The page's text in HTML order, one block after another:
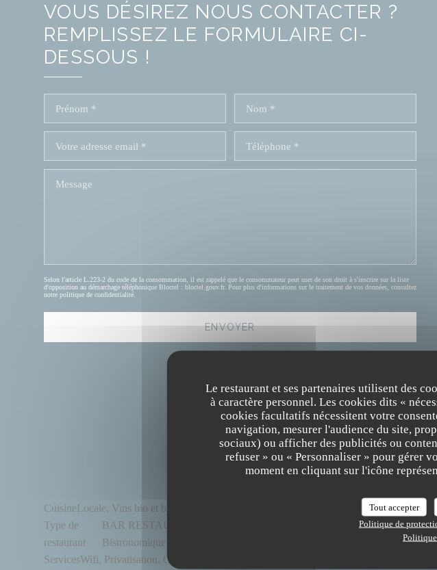
Le restaurant et ses partenaires utilisent des
à caractère personnel. Les cookies dits «
cookies facultatifs nécessitent votre
navigation, mesurer l'audience du site,
sociaux) ou afficher des publicités ou
refuser » ou « Personnaliser » pour gérer
moment en cliquant sur l'icône
Tout accepter
Politique de
VOUS DÉSIREZ NOUS CONTACTER ?
REMPLISSEZ LE FORMULAIRE CI-
DESSOUS !
Selon l'article L.223-2 du code de la consommation, il est rappelé que le consommateur peut user de son droit à s'inscrire sur la liste
d'opposition au démarchage téléphonique Bloctel : bloctel.gouv.fr. Pour plus d'informations sur le traitement de vos données, consultez
notre politique de confidentialité
CuisineLocale, Vins bio et bières artisanales, Bio, Fait maison, Produits frais
Type de
restaurant
BAR RESTAURANT BIO ET FAIT MAISON, Restaurant
Bistronomique, Restaurant Végétalien
ServicesWifi, Privatisation, Climatisation, Accès aux personnes à mobilité réduite
The